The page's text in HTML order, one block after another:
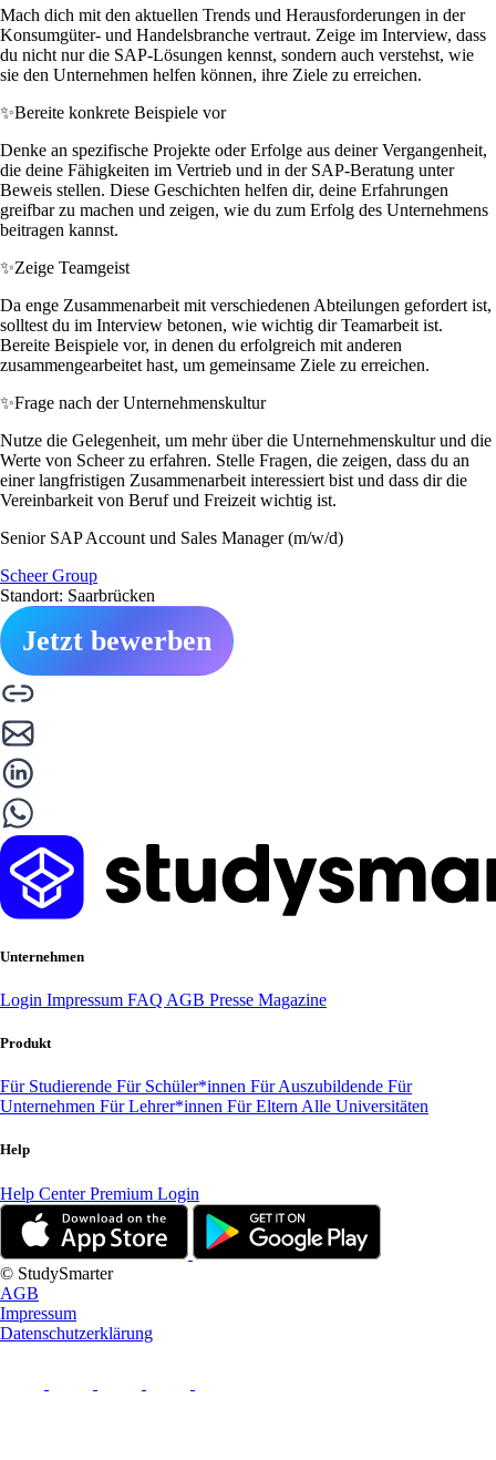
Mach dich mit den aktuellen Trends und Herausforderungen in der
Konsumgüter- und Handelsbranche vertraut. Zeige im Interview, dass
du nicht nur die SAP-Lösungen kennst, sondern auch verstehst, wie
sie den Unternehmen helfen können, ihre Ziele zu erreichen.
✨Bereite konkrete Beispiele vor
Denke an spezifische Projekte oder Erfolge aus deiner Vergangenheit,
die deine Fähigkeiten im Vertrieb und in der SAP-Beratung unter
Beweis stellen. Diese Geschichten helfen dir, deine Erfahrungen
greifbar zu machen und zeigen, wie du zum Erfolg des Unternehmens
beitragen kannst.
✨Zeige Teamgeist
Da enge Zusammenarbeit mit verschiedenen Abteilungen gefordert ist,
solltest du im Interview betonen, wie wichtig dir Teamarbeit ist.
Bereite Beispiele vor, in denen du erfolgreich mit anderen
zusammengearbeitet hast, um gemeinsame Ziele zu erreichen.
✨Frage nach der Unternehmenskultur
Nutze die Gelegenheit, um mehr über die Unternehmenskultur und die
Werte von Scheer zu erfahren. Stelle Fragen, die zeigen, dass du an
einer langfristigen Zusammenarbeit interessiert bist und dass dir die
Vereinbarkeit von Beruf und Freizeit wichtig ist.
Senior SAP Account und Sales Manager (m/w/d)
Scheer Group
Standort: Saarbrücken
Jetzt bewerben
Unternehmen
Login Impressum FAQ AGB Presse Magazine
Produkt
Für Studierende Für Schüler*innen Für Auszubildende Für
Unternehmen Für Lehrer*innen Für Eltern Alle Universitäten
Help
Help CenterPremium Login
© StudySmarter
AGB
Impressum
Datenschutzerklärung